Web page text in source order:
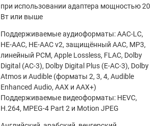
при использовании адаптера мощностью 20
Вт или выше
Поддерживаемые аудиоформаты: AAC‑LC,
HE‑AAC, HE‑AAC v2, защищённый AAC, MP3,
линейный PCM, Apple Lossless, FLAC, Dolby
Digital (AC‑3), Dolby Digital Plus (E‑AC‑3), Dolby
Atmos и Audible (форматы 2, 3, 4, Audible
Enhanced Audio, AAX и AAX+)
Поддерживаемые видеоформаты: HEVC,
H.264, MPEG‑4 Part 2 и Motion JPEG